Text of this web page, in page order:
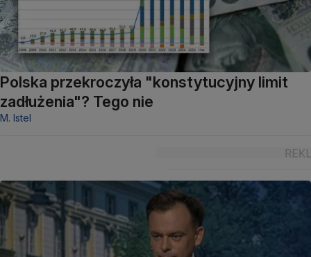
Polska przekroczyła "konstytucyjny limit
zadłużenia"? Tego nie
M. Istel